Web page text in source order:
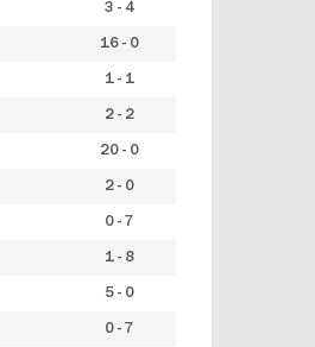
3 - 4
16 - 0
1 - 1
2 - 2
20 - 0
2 - 0
0 - 7
1 - 8
5 - 0
0 - 7